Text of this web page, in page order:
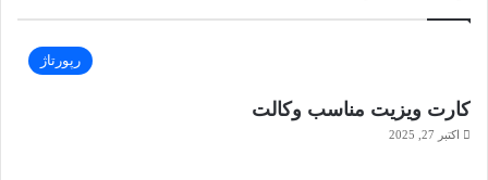
رپورتاژ
کارت ویزیت مناسب وکالت
اکتبر 27, 2025